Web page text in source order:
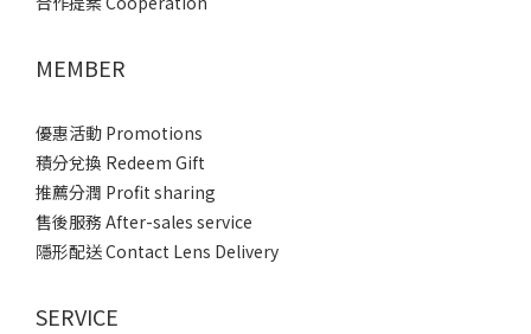
MEMBER
優惠活動 Promotions
積分兌換 Redeem Gift
推薦分潤 Profit sharing
售後服務 After-sales service
隱形配送 Contact Lens Delivery
SERVICE